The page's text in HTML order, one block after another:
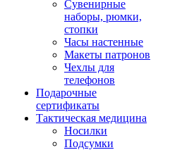
Сувенирные
наборы, рюмки,
стопки
Часы настенные
Макеты патронов
Чехлы для
телефонов
Подарочные
сертификаты
Тактическая медицина
Носилки
Подсумки